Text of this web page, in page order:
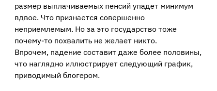
размер выплачиваемых пенсий упадет минимум
вдвое. Что признается совершенно
неприемлемым. Но за это государство тоже
почему-то похвалить не желает никто.
Впрочем, падение составит даже более половины,
что наглядно иллюстрирует следующий график,
приводимый блогером.